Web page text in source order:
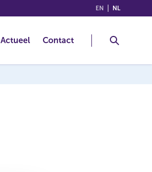
EN (ENGLISH)
NL
Actueel Contact